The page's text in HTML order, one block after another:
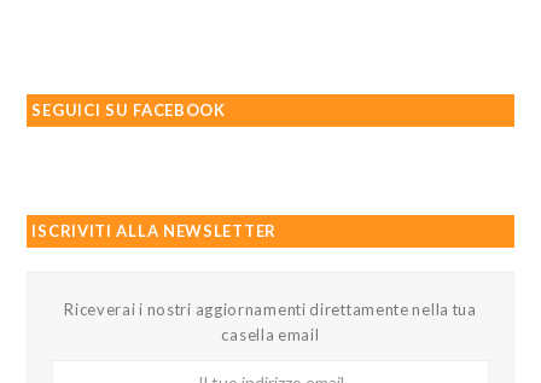
SEGUICI SU FACEBOOK
ISCRIVITI ALLA NEWSLETTER
Riceverai i nostri aggiornamenti direttamente nella tua
casella email